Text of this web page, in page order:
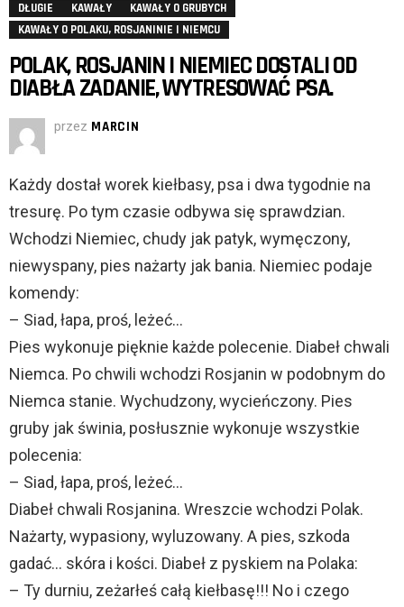
DŁUGIE KAWAŁY
KAWAŁY O GRUBYCH
KAWAŁY O POLAKU, ROSJANINIE I NIEMCU
POLAK, ROSJANIN I NIEMIEC DOSTALI OD
DIABŁA ZADANIE, WYTRESOWAĆ PSA.
przez MARCIN
Każdy dostał worek kiełbasy, psa i dwa tygodnie na
tresurę. Po tym czasie odbywa się sprawdzian.
Wchodzi Niemiec, chudy jak patyk, wymęczony,
niewyspany, pies nażarty jak bania. Niemiec podaje
komendy:
– Siad, łapa, proś, leżeć…
Pies wykonuje pięknie każde polecenie. Diabeł chwali
Niemca. Po chwili wchodzi Rosjanin w podobnym do
Niemca stanie. Wychudzony, wycieńczony. Pies
gruby jak świnia, posłusznie wykonuje wszystkie
polecenia:
– Siad, łapa, proś, leżeć…
Diabeł chwali Rosjanina. Wreszcie wchodzi Polak.
Nażarty, wypasiony, wyluzowany. A pies, szkoda
gadać… skóra i kości. Diabeł z pyskiem na Polaka:
– Ty durniu, zeżarłeś całą kiełbasę!!! No i czego